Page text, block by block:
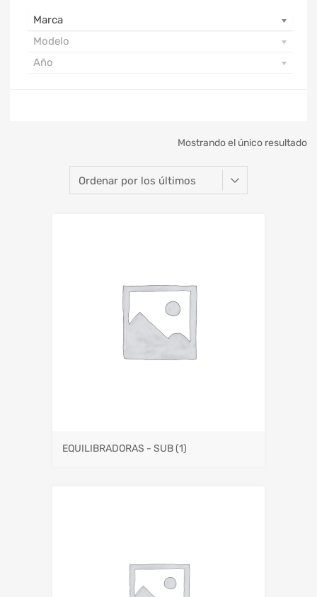
Marca
Modelo
Año
Mostrando el único resultado
EQUILIBRADORAS - SUB(1)